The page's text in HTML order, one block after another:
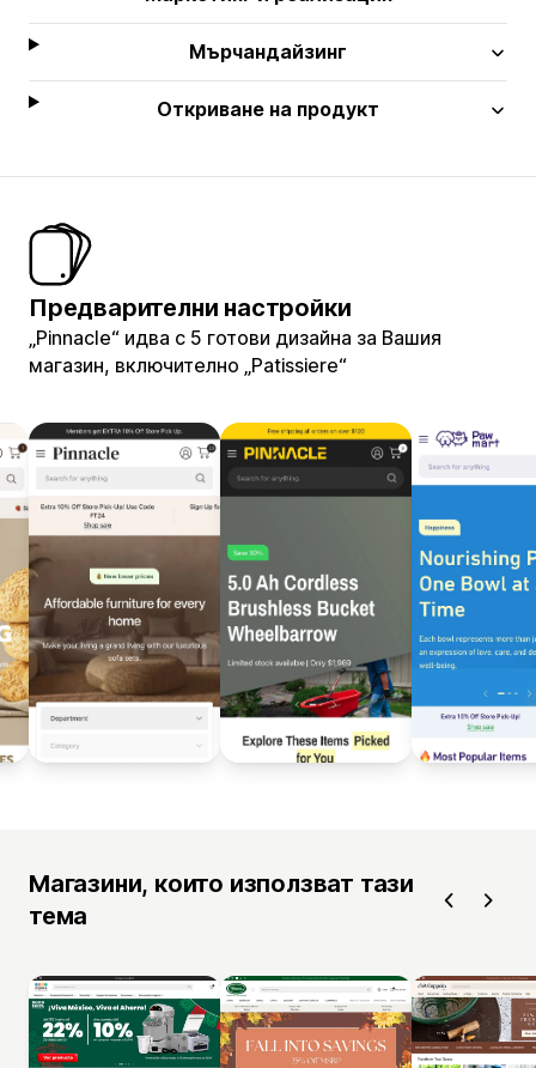
Мърчандайзинг
Откриване на продукт
Предварителни настройки
„Pinnacle“ идва с 5 готови дизайна за Вашия
магазин, включително „Patissiere“
Магазини, които използват тази
тема